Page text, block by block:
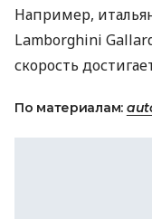
Например,
Lamborghini
скорость
По материалам: